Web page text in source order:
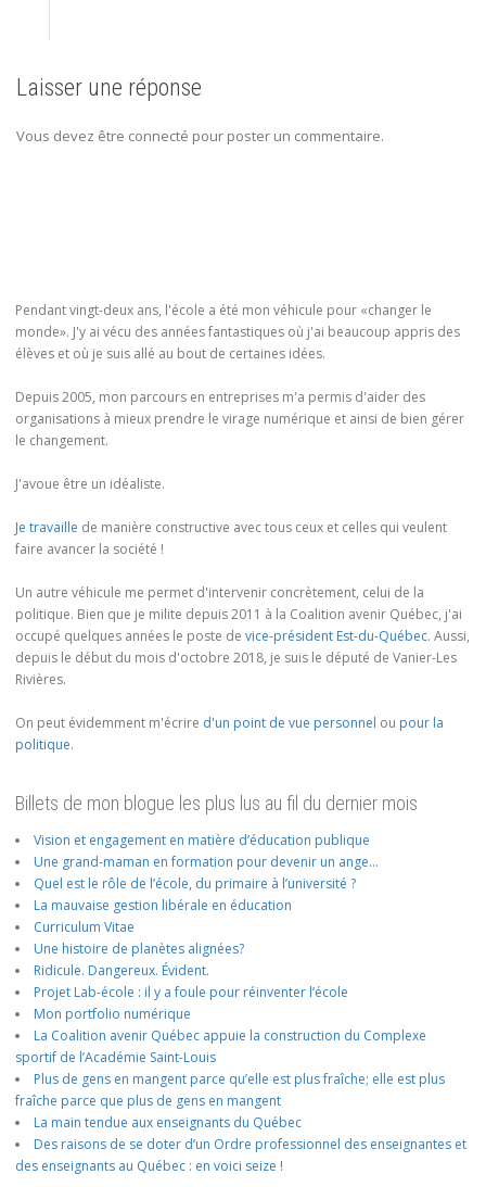
Laisser une réponse
Vous devez être connecté pour poster un commentaire.
Pendant vingt-deux ans, l'école a été mon véhicule pour «changer le
monde». J'y ai vécu des années fantastiques où j'ai beaucoup appris des
élèves et où je suis allé au bout de certaines idées.
Depuis 2005, mon parcours en entreprises m'a permis d'aider des
organisations à mieux prendre le virage numérique et ainsi de bien gérer
le changement.
J'avoue être un idéaliste.
Je travaille de manière constructive avec tous ceux et celles qui veulent
faire avancer la société !
Un autre véhicule me permet d'intervenir concrètement, celui de la
politique. Bien que je milite depuis 2011 à la Coalition avenir Québec, j'ai
occupé quelques années le poste de vice-président Est-du-Québec. Aussi,
depuis le début du mois d'octobre 2018, je suis le député de Vanier-Les
Rivières.
On peut évidemment m'écrire d'un point de vue personnel ou pour la
politique.
Billets de mon blogue les plus lus au fil du dernier mois
Vision et engagement en matière d’éducation publique
Une grand-maman en formation pour devenir un ange…
Quel est le rôle de l’école, du primaire à l’université ?
La mauvaise gestion libérale en éducation
Curriculum Vitae
Une histoire de planètes alignées?
Ridicule. Dangereux. Évident.
Projet Lab-école : il y a foule pour réinventer l’école
Mon portfolio numérique
La Coalition avenir Québec appuie la construction du Complexe
sportif de l’Académie Saint-Louis
Plus de gens en mangent parce qu’elle est plus fraîche; elle est plus
fraîche parce que plus de gens en mangent
La main tendue aux enseignants du Québec
Des raisons de se doter d’un Ordre professionnel des enseignantes et
des enseignants au Québec : en voici seize !